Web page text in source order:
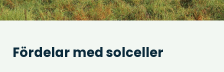
Fördelar med solceller